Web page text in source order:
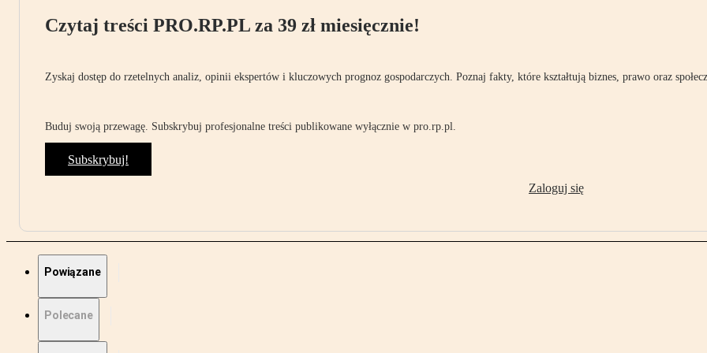
Czytaj treści PRO.RP.PL za 39 zł miesięcznie!
Zyskaj dostęp do rzetelnych analiz, opinii ekspertów i kluczowych prognoz gospodarczych. Poznaj fakty, które kształtują biznes, prawo oraz
Buduj swoją przewagę. Subskrybuj profesjonalne treści publikowane wyłącznie w pro.rp.pl.
Subskrybuj!
Zaloguj się
Powiązane
Polecane